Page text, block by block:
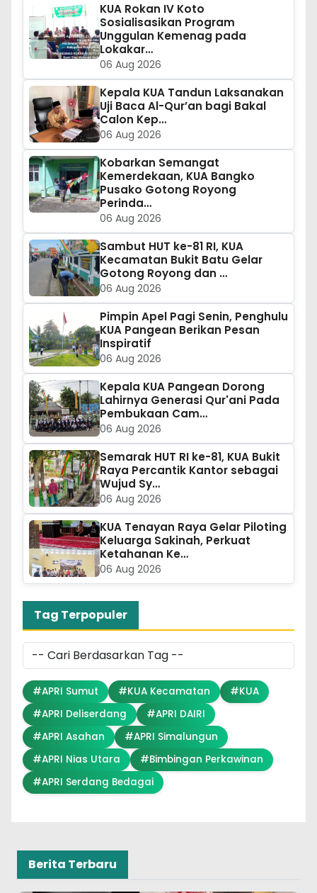
KUA Rokan IV Koto
Sosialisasikan Program
Unggulan Kemenag pada
Lokakar…
06 Aug 2026
Kepala KUA Tandun Laksanakan
Uji Baca Al-Qur’an bagi Bakal
Calon Kep…
06 Aug 2026
Kobarkan Semangat
Kemerdekaan, KUA Bangko
Pusako Gotong Royong
Perinda…
06 Aug 2026
Sambut HUT ke-81 RI, KUA
Kecamatan Bukit Batu Gelar
Gotong Royong dan …
06 Aug 2026
Pimpin Apel Pagi Senin, Penghulu
KUA Pangean Berikan Pesan
Inspiratif
06 Aug 2026
Kepala KUA Pangean Dorong
Lahirnya Generasi Qur'ani Pada
Pembukaan Cam…
06 Aug 2026
Semarak HUT RI ke-81, KUA Bukit
Raya Percantik Kantor sebagai
Wujud Sy…
06 Aug 2026
KUA Tenayan Raya Gelar Piloting
Keluarga Sakinah, Perkuat
Ketahanan Ke…
06 Aug 2026
Tag Terpopuler
#APRI Sumut #KUA Kecamatan
#KUA
#APRI Deliserdang
#APRI DAIRI
#APRI Asahan
#APRI Simalungun
#APRI Nias Utara
#Bimbingan Perkawinan
#APRI Serdang Bedagai
Berita Terbaru